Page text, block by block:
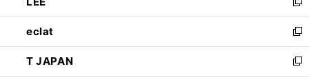
開
く
ド
ウ
で
開
く
ィ
ン
ド
ウ
で
開
い
ウ
ィ
ン
ド
ウ
新
し
い
ウ
ィ
ン
eclat
新
し
い
T JAPAN
新